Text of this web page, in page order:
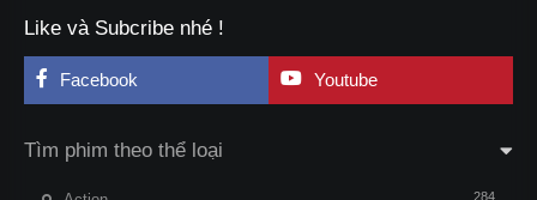
Like và Subcribe nhé !
Facebook Youtube
Tìm phim theo thể loại
284